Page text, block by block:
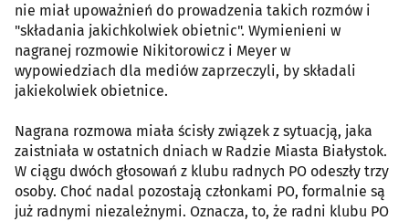
nie miał upoważnień do prowadzenia takich rozmów i
"składania jakichkolwiek obietnic". Wymienieni w
nagranej rozmowie Nikitorowicz i Meyer w
wypowiedziach dla mediów zaprzeczyli, by składali
jakiekolwiek obietnice.
Nagrana rozmowa miała ścisły związek z sytuacją, jaka
zaistniała w ostatnich dniach w Radzie Miasta Białystok.
W ciągu dwóch głosowań z klubu radnych PO odeszły trzy
osoby. Choć nadal pozostają członkami PO, formalnie są
już radnymi niezależnymi. Oznacza, to, że radni klubu PO